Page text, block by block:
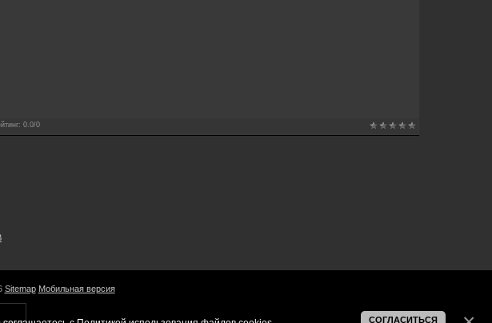
: 0.0/0
Sitemap Мобильная версия
СОГЛАСИТЬСЯ